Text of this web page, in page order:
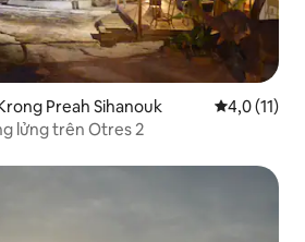
Preah Sihanouk Xếp hạng
4,0 (11)
lửng trên Otres 2